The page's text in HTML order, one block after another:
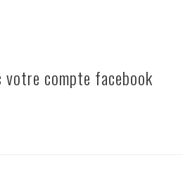
votre compte facebook